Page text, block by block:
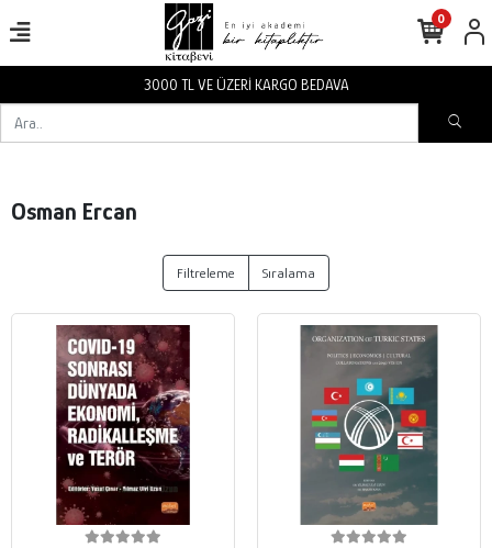
3000 TL VE ÜZERİ KARGO BEDAVA
0
Osman Ercan
Filtreleme Sıralama